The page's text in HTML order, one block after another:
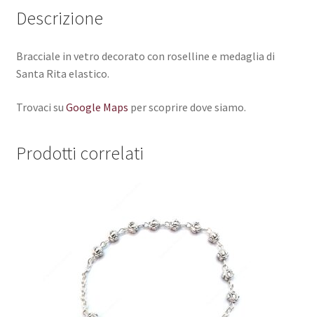
Descrizione
Bracciale in vetro decorato con roselline e medaglia di
Santa Rita elastico.
Trovaci su Google Maps per scoprire dove siamo.
Prodotti correlati